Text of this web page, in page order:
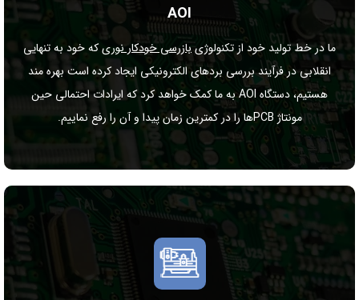
AOI
ما در خط تولید خود از تکنولوژیبازرسی خودکار نوریکه خود به تنهایی
انقلابی در فرآیند بررسی برد‌های الکترونیکی ایجاد کرده است بهره مند
هستیم، دستگاه AOI به ما کمک خواهد کرد که ایرادات احتمالی حین
مونتاژ PCB‌ها را در کمترین زمان پیدا و آن را رفع نماییم.